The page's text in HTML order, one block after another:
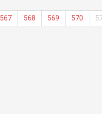
567 568 569 570